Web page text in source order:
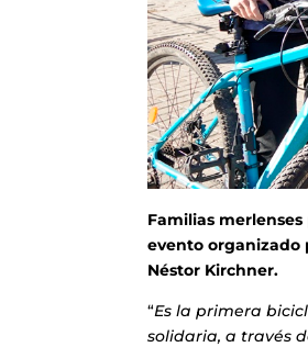
Familias
evento organizado
Néstor Kirchner.
“Es la primera
solidaria, a través